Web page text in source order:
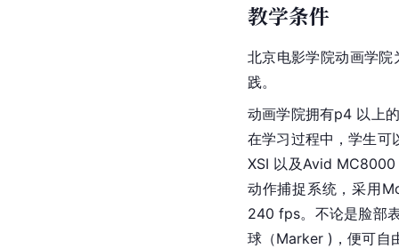
教学条件
北京电影学院动画学
践。
动画学院拥有p4 以上
在学习过程中，学生
XSI 以及Avid
动作捕捉系统，采用
240 fps。不论是脸部
球（Marker )，便可自